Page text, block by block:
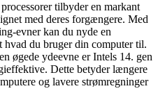
tilbyder en markant
med deres forgængere. Med
evner kan du nyde en
hvad du bruger din computer til.
øgede ydeevne er Intels 14. gen
Dette betyder længere
og lavere strømregninger